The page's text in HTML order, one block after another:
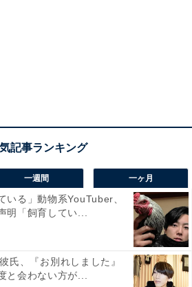
一週間 一ヶ月
いる」動物系YouTuber、
明「飼育してい...
氏、『お別れしました』
と会わない方が...